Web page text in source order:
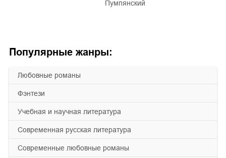
Популярные жанры:
любовные романы
фэнтези
учебная и научная литература
современная русская литература
современные любовные романы
Пумпянский